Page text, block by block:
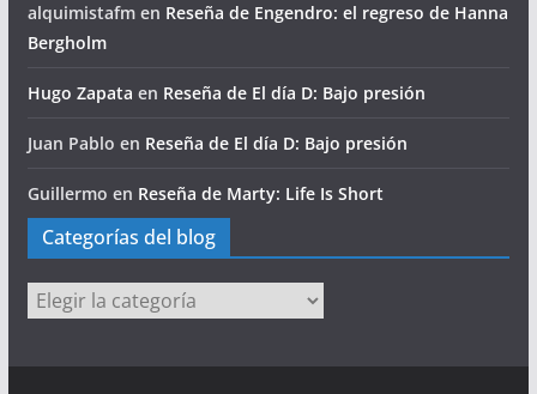
alquimistafmen Reseña de Engendro: el regreso de Hanna
Bergholm
Hugo Zapata en Reseña de El día D: Bajo presión
Juan Pablo en Reseña de El día D: Bajo presión
Guillermo en Reseña de Marty: Life Is Short
Categorías del blog
Categorías
del